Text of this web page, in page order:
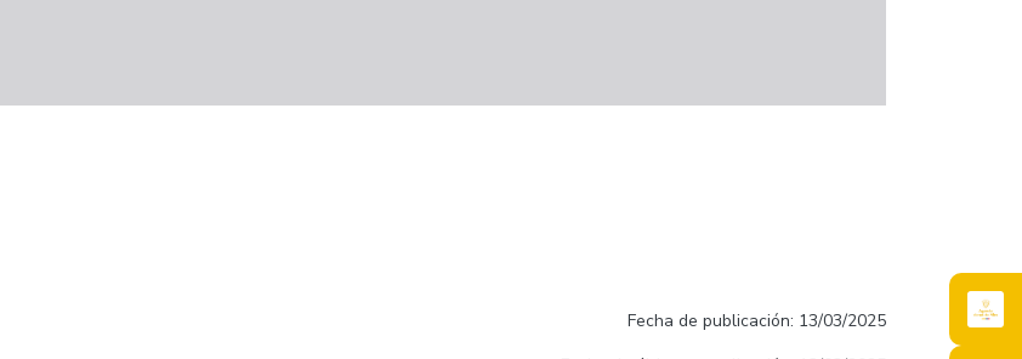
Fecha de publicación: 13/03/2025